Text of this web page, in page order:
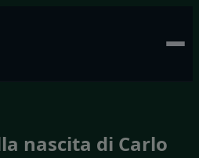
nascita di Carlo